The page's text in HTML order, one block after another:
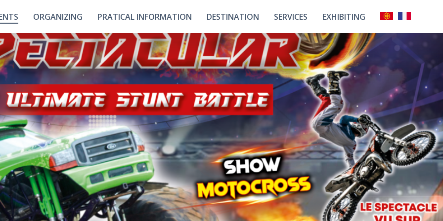
ORGANIZING
Our Spaces
Hall
Interactive Map
PRATICAL INFORMATION
Contact
How To Get There ?
DESTINATION
Utils Links
Our Team
Discovering The
Choosing Tarbes
SERVICES
Our Partners
All Our Services
Our Advantages
EXHIBITING
Unimev
Events